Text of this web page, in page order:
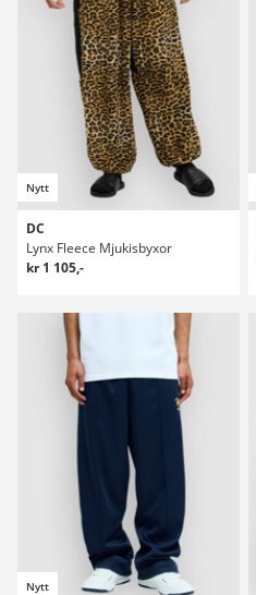
Nytt
DC
Lynx Fleece Mjukisbyxor
kr 1 105,-
Nytt